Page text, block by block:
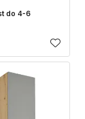
do 4-6